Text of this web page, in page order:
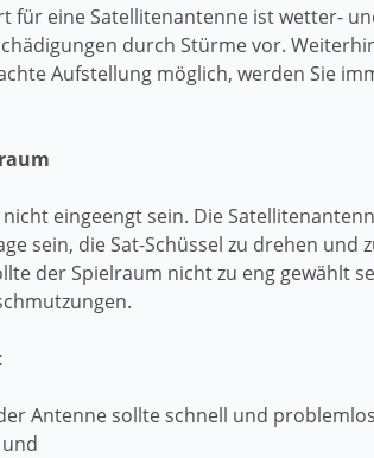
für eine Satellitenantenne ist wetter-
durch Stürme vor.
Aufstellung möglich, werden Sie
eingeengt sein. Die
sein, die Sat-Schüssel zu drehen
der Spielraum nicht zu eng gewählt
Antenne sollte schnell und